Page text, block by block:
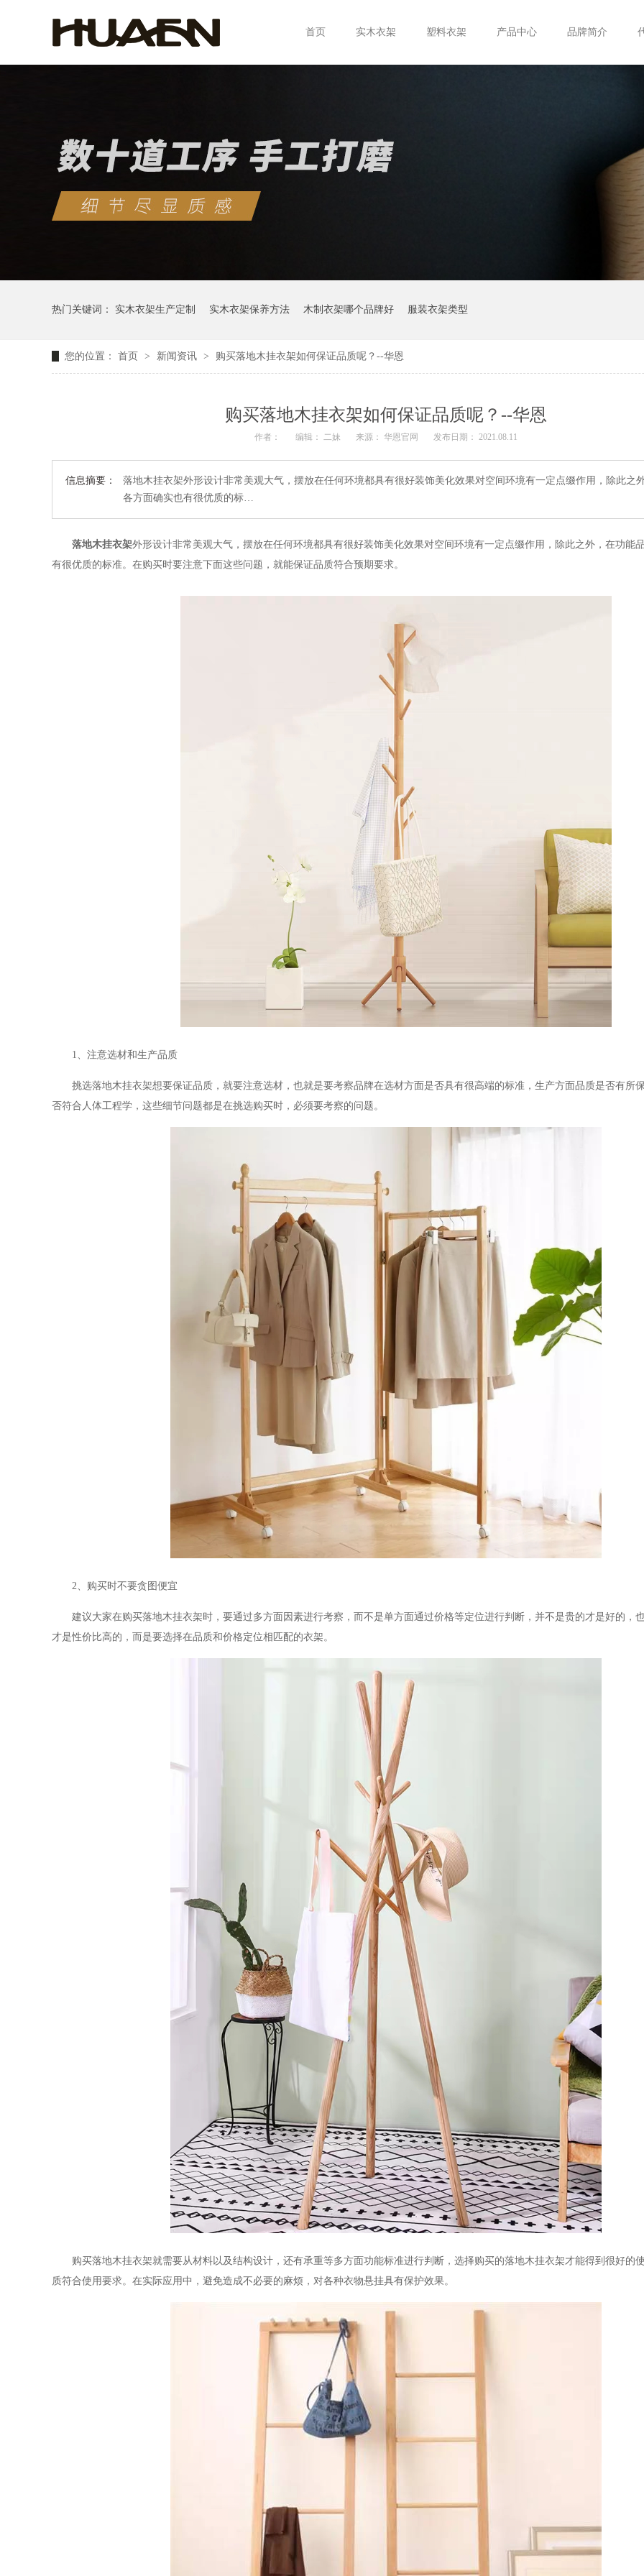
首页 实木衣架 塑料衣架 产品中心 品牌简介
热门关键词： 实木衣架生产定制 实木衣架保养方法 木制衣架哪个品牌好 服装衣架类型
您的位置： 首页 > 新闻资讯 > 购买落地木挂衣架如何保证品质呢？--华恩
购买落地木挂衣架如何保证品质呢？--华恩
作者： 编辑： 二妹 来源： 华恩官网 发布日期： 2021.08.11
信息摘要：
落地木挂衣架外形设计非常美观大气，摆放在任何环境都具有很好装饰美化效果对空间环境有一定点缀作用，除此之
各方面确实也有很优质的标…
落地木挂衣架外形设计非常美观大气，摆放在任何环境都具有很好装饰美化效果对空间环境有一定点缀作用，除此之外，在功能
有很优质的标准。在购买时要注意下面这些问题，就能保证品质符合预期要求。
1、注意选材和生产品质
挑选落地木挂衣架想要保证品质，就要注意选材，也就是要考察品牌在选材方面是否具有很高端的标准，生产方面品质是否有所
否符合人体工程学，这些细节问题都是在挑选购买时，必须要考察的问题。
2、购买时不要贪图便宜
建议大家在购买落地木挂衣架时，要通过多方面因素进行考察，而不是单方面通过价格等定位进行判断，并不是贵的才是好的，
才是性价比高的，而是要选择在品质和价格定位相匹配的衣架。
购买落地木挂衣架就需要从材料以及结构设计，还有承重等多方面功能标准进行判断，选择购买的落地木挂衣架才能得到很好的
质符合使用要求。在实际应用中，避免造成不必要的麻烦，对各种衣物悬挂具有保护效果。